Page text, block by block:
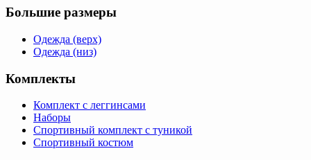
Большие размеры
Одежда (верх)
Одежда (низ)
Комплекты
Комплект с леггинсами
Наборы
Спортивный комплект с туникой
Спортивный костюм